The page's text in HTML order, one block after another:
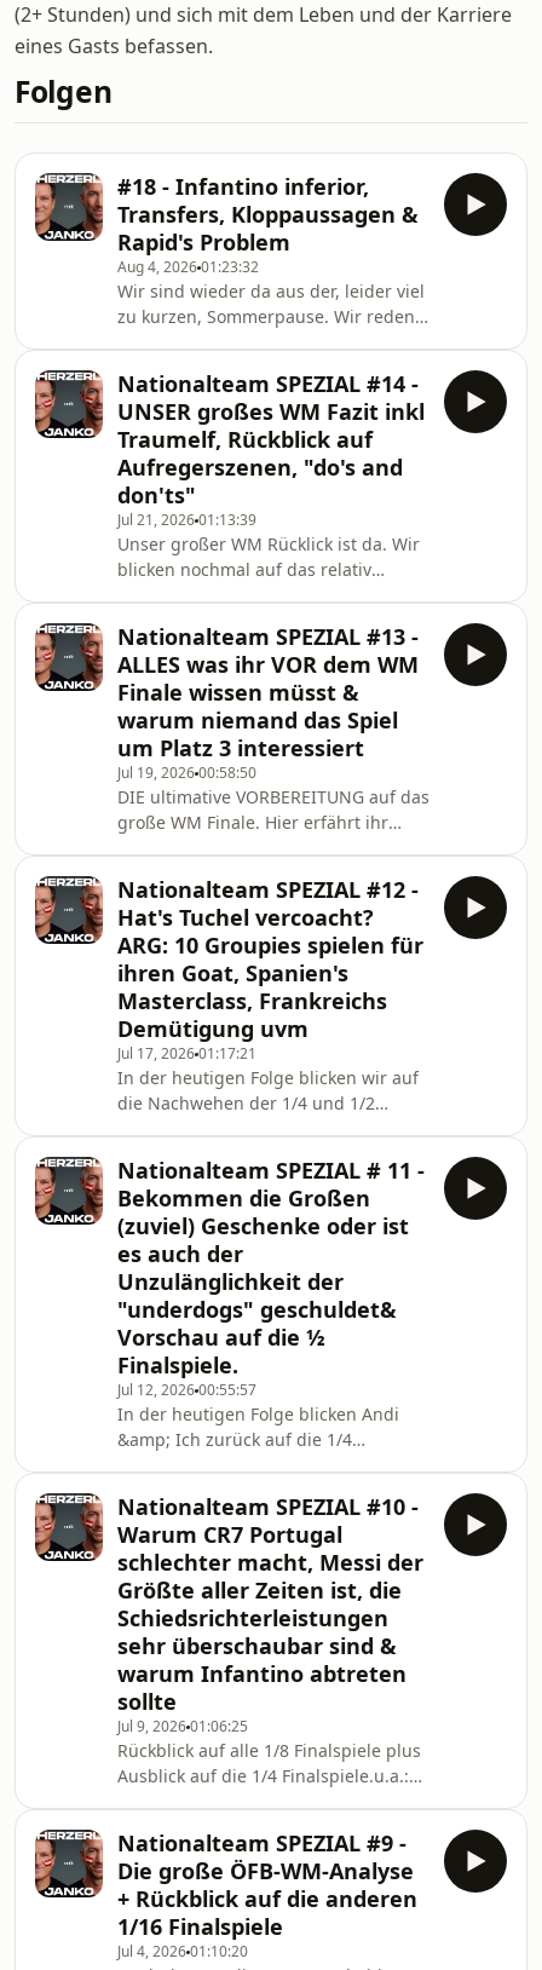
(2+ Stunden) und sich mit dem Leben und der Karriere
eines Gasts befassen.
Folgen
#18 - Infantino inferior,
Transfers, Kloppaussagen &
Rapid's Problem
Aug 4, 202601:23:32
Wir sind wieder da aus der, leider viel
zu kurzen, Sommerpause. Wir reden
nationale Transfers &amp; sprechen
ausserdem über den 1.Spieltag der Ö
BL und u.a. über Rapid&#39;s alt
bekanntes Problem. Vergesst BITTE
nicht unseren Kanal zu abonnieren,
das unterstützt uns enorm EUCH
weiterhin eine gewissen Qualität
liefern zu können.Dieser
Nationalteam SPEZIAL #14 -
UNSER großes WM Fazit inkl
Traumelf, Rückblick auf
Aufregerszenen, "do's and
don'ts"
Jul 21, 202601:13:39
Unser großer WM Rücklick ist da. Wir
blicken nochmal auf das relativ
Aufregerszenen der WM, was wir
hoffen nie wieder zu sehen und was
wir generell gut fanden.Diese Folge
wird euch präsentiert
Nationalteam SPEZIAL #13 -
ALLES was ihr VOR dem WM
Finale wissen müsst &
warum niemand das Spiel
um Platz 3 interessiert
Jul 19, 202600:58:50
DIE ultimative VORBEREITUNG auf das
große WM Finale. Hier erfährt ihr
&quot;funfact&quot; um, bei wem
auch immer, GLÄNZEN zu können
;-)Viel Spass beim Reinhören aber
auch beim Finale ;-)Dieser Podcast
wird Dir präsentiert
Nationalteam SPEZIAL #12 -
Hat's Tuchel vercoacht?
ARG: 10 Groupies spielen für
ihren Goat, Spanien's
Masterclass, Frankreichs
Demütigung uvm
Jul 17, 202601:17:21
In der heutigen Folge blicken wir auf
die Nachwehen der 1/4 und 1/2
Väter des Erfolges, den unbändigen
Willen von Argentinien und warum 10
Groupies für IHREN Goat spielen, was
bei England &amp; Frankreich wohl
schief gelaufen ist. Hats Tuchel
vercoacht und war das Deschamps
vorletztes Spiel als Nationaltrainer?
Ausserdem haben w
Nationalteam SPEZIAL # 11 -
Bekommen die Großen
(zuviel) Geschenke oder ist
es auch der
Unzulänglichkeit der
"underdogs" geschuldet&
Vorschau auf die ½
Finalspiele.
Jul 12, 202600:55:57
In der heutigen Folge blicken Andi
&amp; Ich zurück auf die 1/4
aufgrund von
&quot;Geschenken&quot;.Ausserdem
blicken wir auf die anstehenden 1/2
Finalspiele.Diese Folge wird euch
präsentiert
Nationalteam SPEZIAL #10 -
Warum CR7 Portugal
schlechter macht, Messi der
Größte aller Zeiten ist, die
Schiedsrichterleistungen
sehr überschaubar sind &
warum Infantino abtreten
sollte
Jul 9, 202601:06:25
Rückblick auf alle 1/8 Finalspiele plus
Ausblick auf die 1/4 Finalspiele.u.a.:
England so gut passt, die Franzosen
in sich ruhen dürften uvm.BITTE
entschuldigt die ein oder andere
unsaubere Tonqualität: Andi ist nach
wie vor noch in den USA und seine
Nationalteam SPEZIAL #9 -
Die große ÖFB-WM-Analyse
+ Rückblick auf die anderen
1/16 Finalspiele
Jul 4, 202601:10:20